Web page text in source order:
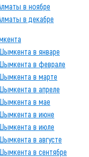
в ноябре
в декабре
в январе
в феврале
в марте
в апреле
в мае
в июне
в июле
в августе
в сентябре